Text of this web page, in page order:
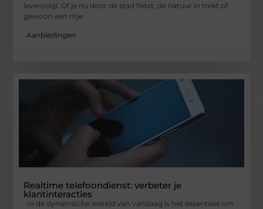
levensstijl. Of je nu door de stad fietst, de natuur in trekt of
gewoon een ritje
Aanbiedingen
Realtime telefoondienst: verbeter je
klantinteracties
In de dynamische wereld van vandaag is het essentieel om